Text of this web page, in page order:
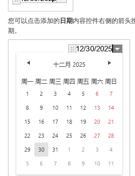
您可以点击添加的日期内容控件右侧的箭头
期。